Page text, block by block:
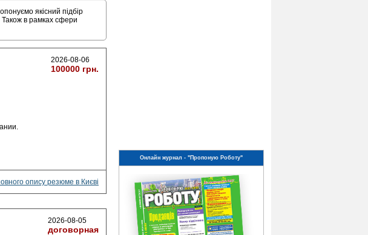
якісний підбір
Також в рамках сфери
2026-08-06
100000 грн.
опису резюме в Києві
2026-08-05
договорная
Онлайн журнал - "Пропоную Роботу"